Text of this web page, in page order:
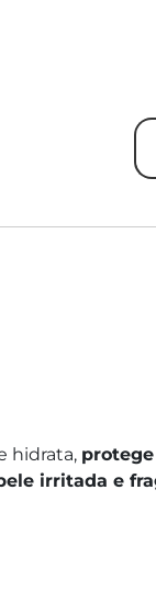
hidrata,
irritada e